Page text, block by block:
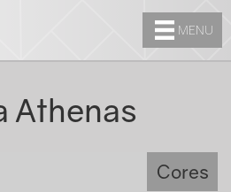
MENU
Athenas
Cores